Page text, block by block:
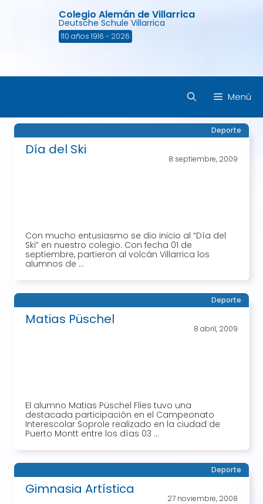
Colegio Alemán de Villarrica
Deutsche Schule Villarrica
110 años 1916 - 2026
Menú
Deporte
Día del Ski
8 septiembre, 2009
Con mucho entusiasmo se dio inicio al “Día del
Ski” en nuestro colegio. Con fecha 01 de
septiembre, partieron al volcán Villarrica los
alumnos de ...
Deporte
Matias Püschel
8 abril, 2009
El alumno Matias Püschel Flies tuvo una
destacada participación en el Campeonato
Interescolar Soprole realizado en la ciudad de
Puerto Montt entre los días 03 ...
Deporte
Gimnasia Artística
27 noviembre, 2008